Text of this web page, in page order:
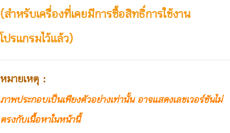
(สำหรับเครื่องที่เคยมีการซื้อสิทธิ์การใช้งาน
โปรแกรมไว้แล้ว)
หมายเหตุ :
ภาพประกอบเป็นเพียงตัวอย่างเท่านั้น อาจแสดงเลขเวอร์ชันไม่
ตรงกับเนื้อหาในหน้านี้